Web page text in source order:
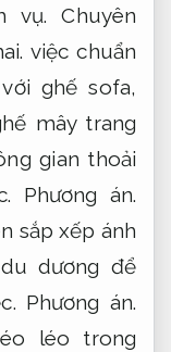
vụ.
Chuyên
việc chuẩn
ghế sofa,
mây trang
gian thoải
Phương án.
sắp xếp ánh
dương để
Phương án.
léo trong